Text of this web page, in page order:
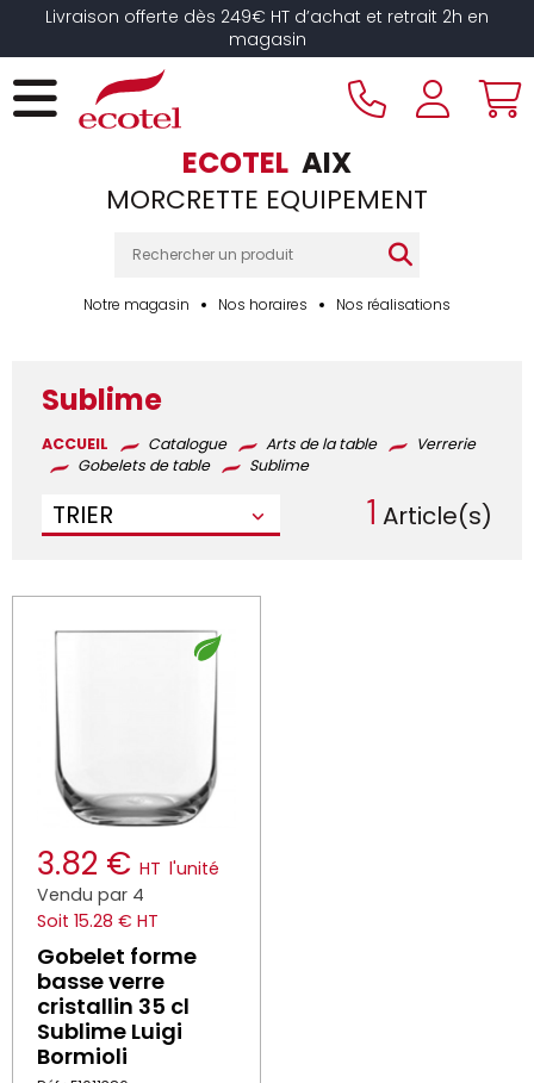
Livraison offerte dès 249€ HT d’achat et retrait 2h en
magasin
ECOTEL AIX
MORCRETTE EQUIPEMENT
Notre magasin Nos horaires Nos réalisations
Sublime
ACCUEIL Catalogue Arts de la table
Verrerie
Gobelets de table
Sublime
TRIER 1 Article(s)
3.82 € HT l'unité
Vendu par 4
Soit 15.28 € HT
Gobelet forme
basse verre
cristallin 35 cl
Sublime Luigi
Bormioli
Panneau de gestion des cookies